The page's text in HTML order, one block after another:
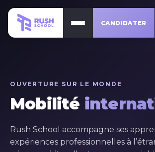
CANDIDATER
OUVERTURE SUR LE MONDE
Mobilité
Rush School accompagne ses
expériences professionnelles à